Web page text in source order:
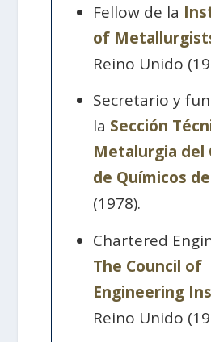
Fellow de la
of
Reino Unido
Secretario y
la Sección
Metalurgia del
de Químicos
(1978).
Chartered
The Council of
Engineering
Reino Unido